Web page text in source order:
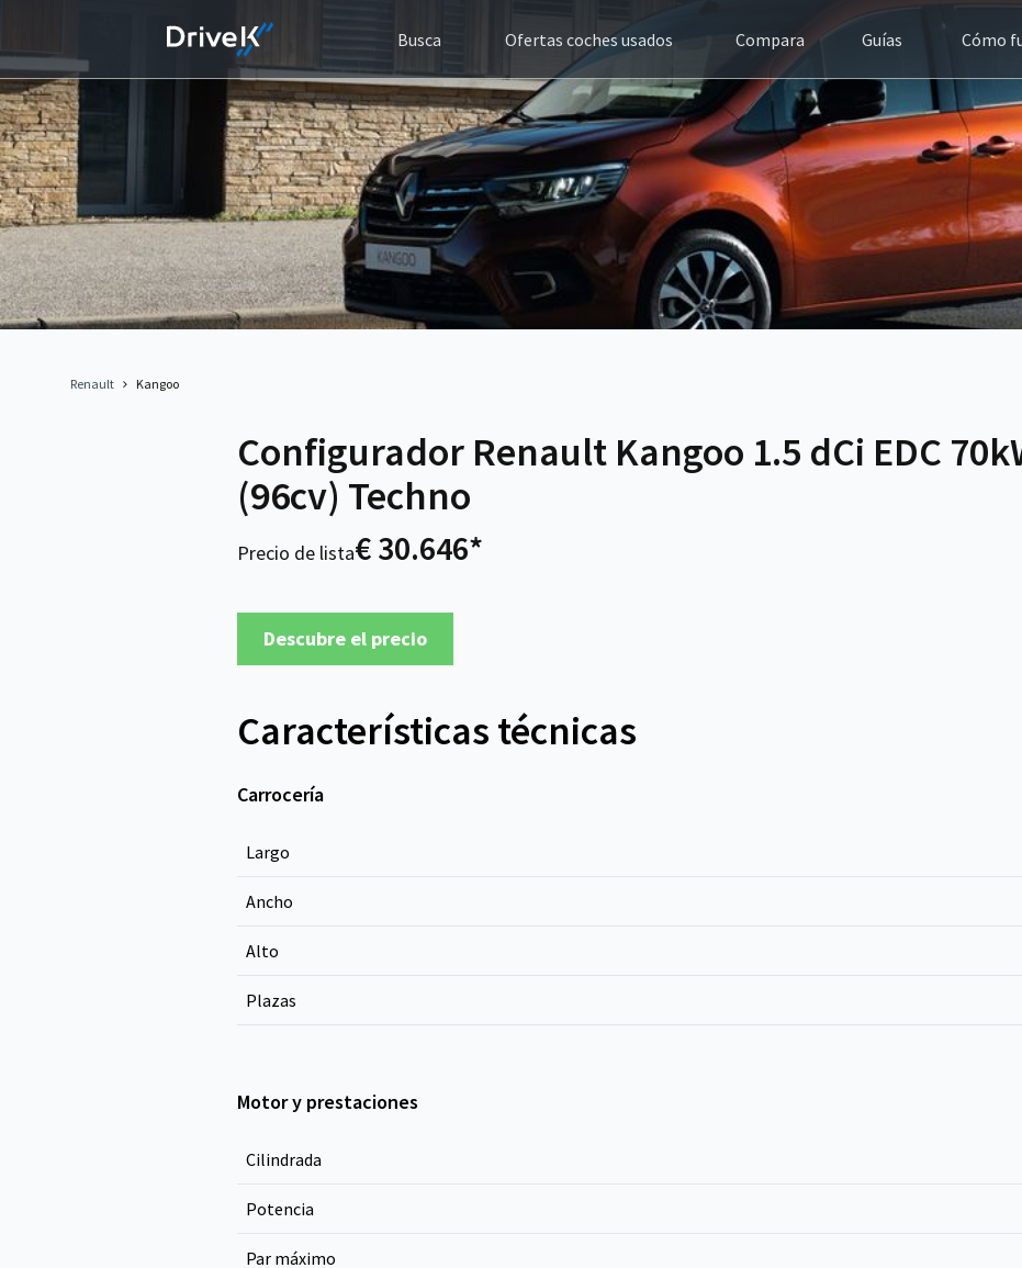
Busca Ofertas coches usados Compara Guías Cómo
Renault Kangoo
Configurador Renault Kangoo 1.5 dCi EDC
(96cv) Techno
Precio de lista€ 30.646*
Descubre el precio
Características técnicas
Carrocería
Largo
Ancho
Alto
Plazas
Motor y prestaciones
Cilindrada
Potencia
Par máximo